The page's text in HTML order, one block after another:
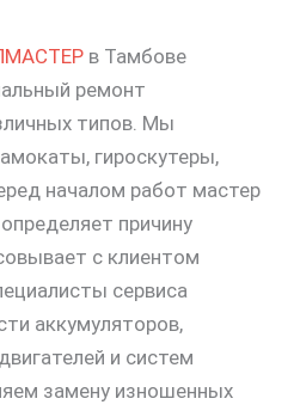
в Тамбове
ремонт
типов. Мы
гироскутеры,
началом работ мастер
причину
с клиентом
сервиса
аккумуляторов,
и систем
замену изношенных